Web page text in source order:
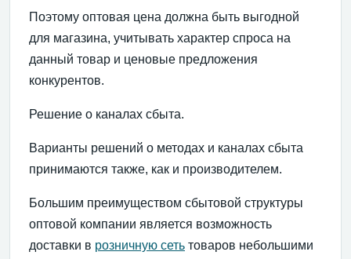
Поэтому оптовая цена должна быть выгодной
для магазина, учитывать характер спроса на
данный товар и ценовые предложения
конкурентов.
Решение о каналах сбыта.
Варианты решений о методах и каналах сбыта
принимаются также, как и производителем.
Большим преимуществом сбытовой структуры
оптовой компании является возможность
доставки в розничную сеть товаров небольшими